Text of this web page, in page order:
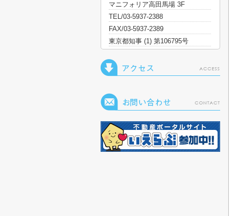
マニフォリア高田馬場 3F
TEL/03-5937-2388
FAX/03-5937-2389
東京都知事 (1) 第106795号